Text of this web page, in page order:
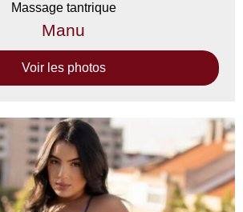
Massage tantrique
Manu
Voir les photos